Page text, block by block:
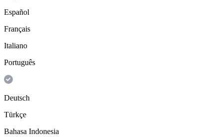
Español
Français
Italiano
Português
Deutsch
Türkçe
Bahasa Indonesia